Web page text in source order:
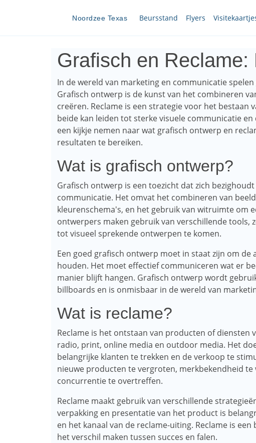
Noordzee Texas Beursstand Flyers
Grafisch en Reclame:
In de wereld van marketing en communicatie
Grafisch ontwerp is de kunst van het combineren
creëren. Reclame is een strategie voor het
beide kan leiden tot sterke visuele communicatie
een kijkje nemen naar wat grafisch ontwerp en
resultaten te bereiken.
Wat is grafisch ontwerp?
Grafisch ontwerp is een toezicht dat zich
communicatie. Het omvat het combineren van
kleurenschema's, en het gebruik van witruimte om
ontwerpers maken gebruik van verschillende tools,
tot visueel sprekende ontwerpen te komen.
Een goed grafisch ontwerp moet in staat zijn om
houden. Het moet effectief communiceren wat er
manier blijft hangen. Grafisch ontwerp wordt
billboards en is onmisbaar in de wereld van
Wat is reclame?
Reclame is het ontstaan ​​van producten of diensten
radio, print, online media en outdoor media. Het
belangrijke klanten te trekken en de verkoop te
nieuwe producten te vergroten, merkbekendheid
concurrentie te overtreffen.
Reclame maakt gebruik van verschillende
verpakking en presentatie van het product is
en het kanaal van de reclame-uiting. Reclame is
het verschil maken tussen succes en falen.